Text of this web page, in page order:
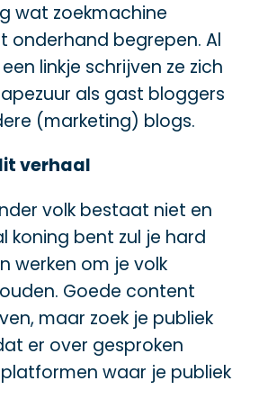
wat zoekmachine
onderhand begrepen. Al
linkje schrijven ze zich
als gast bloggers
(marketing) blogs.
verhaal
volk bestaat niet en
koning bent zul je hard
werken om je volk
Goede content
maar zoek je publiek
er over gesproken
waar je publiek